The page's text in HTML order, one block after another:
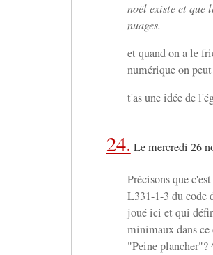
noël existe et que
nuages.
et quand on a le
numérique on peut
t'as une idée de
24. Le mercredi 26
Précisons que
L331-1-3 du code
joué ici et qui
minimaux dans ce
"Peine plancher"?